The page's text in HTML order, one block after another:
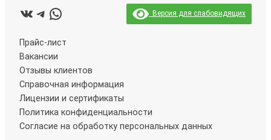
ВКонтакте Telegram WhatsApp Версия для слабовидящих
Прайс-лист
Вакансии
Отзывы клиентов
Справочная информация
Лицензии и сертификаты
Политика конфиденциальности
Согласие на обработку персональных данных